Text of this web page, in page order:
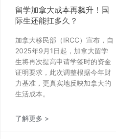
留学加拿大成本再飙升！国
际生还能扛多久？
加拿大移民部（IRCC）宣布，自
2025年9月1日起，加拿大留学
生将再次提高申请学签时的资金
证明要求，此次调整根据今年财
力基准，更真实地反映加拿大的
生活成本。
了解更多 >